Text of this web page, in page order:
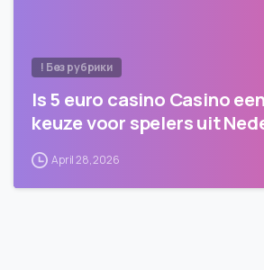
! Без рубрики
Is 5 euro casino Casino
keuze voor spelers uit
April 28, 2026